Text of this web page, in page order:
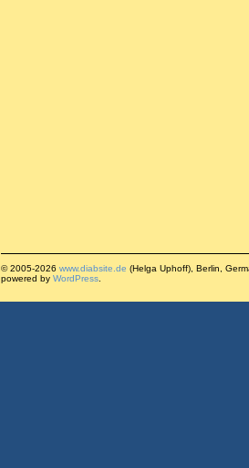
© 2005-2026 www.diabsite.de (Helga Uphoff), Berlin,
powered by WordPress.